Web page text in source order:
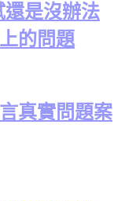
還是沒辦法
的問題
真實問題案